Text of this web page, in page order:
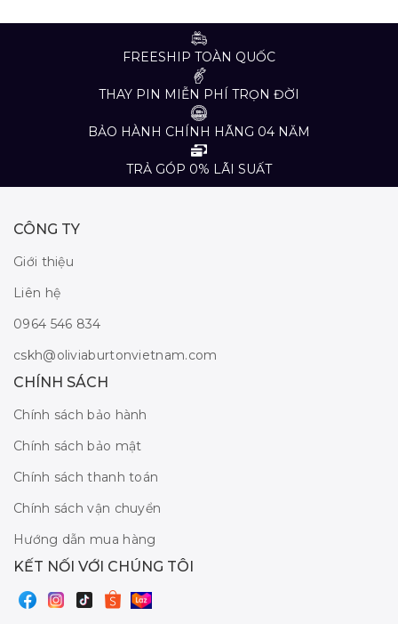
FREESHIP TOÀN QUỐC
THAY PIN MIỄN PHÍ TRỌN ĐỜI
BẢO HÀNH CHÍNH HÃNG 04 NĂM
TRẢ GÓP 0% LÃI SUẤT
CÔNG TY
Giới thiệu
Liên hệ
0964 546 834
cskh@oliviaburtonvietnam.com
CHÍNH SÁCH
Chính sách bảo hành
Chính sách bảo mật
Chính sách thanh toán
Chính sách vận chuyển
Hướng dẫn mua hàng
KẾT NỐI VỚI CHÚNG TÔI